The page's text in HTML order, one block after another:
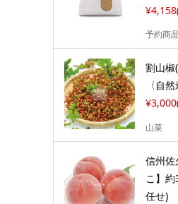
¥4,158
予約商品
割山椒
〈自
¥3,000
山菜
信州佐
こ】
任せ)